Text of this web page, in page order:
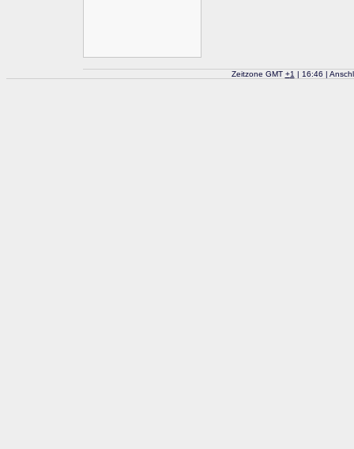
Zeitzone GMT +1 | 16:46 |